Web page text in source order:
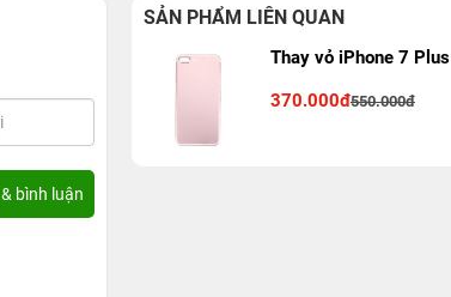
SẢN PHẨM LIÊN QUAN
Thay vỏ iPhone 7 Plus
370.000đ550.000đ